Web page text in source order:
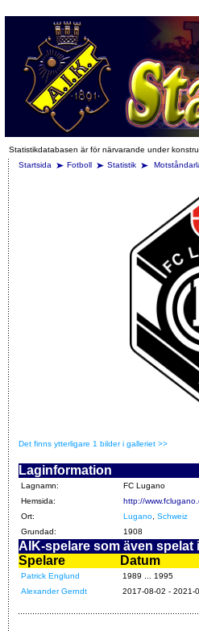
Statistikdatabasen är för närvarande under
Startsida
Fotboll Statistik
Det finns ytterligare 1 bilder i galleriet >>
Laginformation
Lagnamn:
FC Lugano
Hemsida:
http://
Ort:
Lugano, Schweiz
Grundad:
1908
AIK-spelare som även spelat
Spelare
Datum
Patrick Englund
1989 ... 1995
Alexander Gerndt
2017-08-02 - 2021-